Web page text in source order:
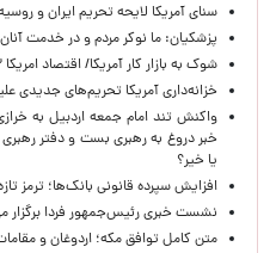
سنای آمریکا لایحه تحریم ایران و
پزشکیان: ما نوکر مردم و در خدمت
شوک به بازار کار آمریکا/ اقتصاد امریکا ۲۳ هزار شغل از دست داد
خزانه‌داری آمریکا تحریم‌های جدیدی
واکنش تند امام جمعه اردبیل به
خبر دروغ به رهبری بست و دفتر
یا خیر؟
افزایش سپرده قانونی بانک‌ها؛ ترمز
نشست خبری رئیس‌جمهور فردا برگزار
متن کامل توافق مکه؛ اردوغان و